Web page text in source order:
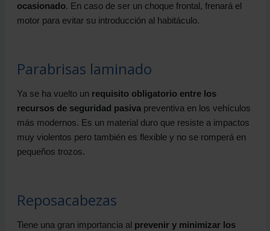
ocasionado. En caso de ser un choque frontal, frenará el
motor para evitar su introducción al habitáculo.
Parabrisas laminado
Ya se ha vuelto un requisito obligatorio entre los
recursos de seguridad pasivapreventiva en los vehículos
más modernos. Es un material duro que resiste a impactos
muy violentos pero también es flexible y no se romperá en
pequeños trozos.
Reposacabezas
Tiene una gran importancia al prevenir y minimizar los